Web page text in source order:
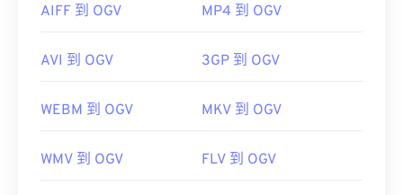
AIFF 到 OGV MP4 到 OGV
AVI 到 OGV 3GP 到 OGV
WEBM 到 OGV MKV 到 OGV
WMV 到 OGV FLV 到 OGV